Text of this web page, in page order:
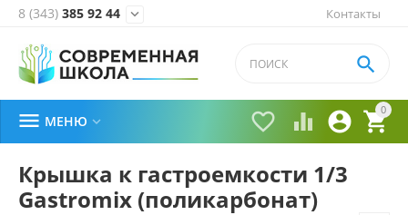
Контакты
8 (343) 385 92 44 
0


 

 МЕНЮ 
Крышка к гастроемкости 1/3
Gastromix (поликарбонат)